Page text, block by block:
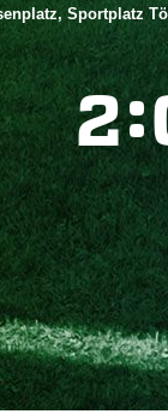
Sportplatz
: